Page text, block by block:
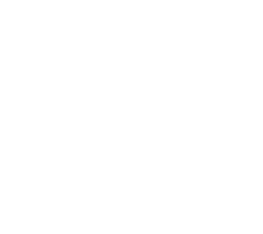
creatieve ideeën of de
je klaar. Neem je tijd,
Het organiseren van
die wij al hebben
van deze bijzondere
geniet van elk moment!